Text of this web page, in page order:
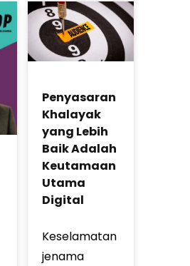
Penyasaran
Khalayak
yang Lebih
Baik Adalah
Keutamaan
Utama
Digital
Keselamatan
jenama